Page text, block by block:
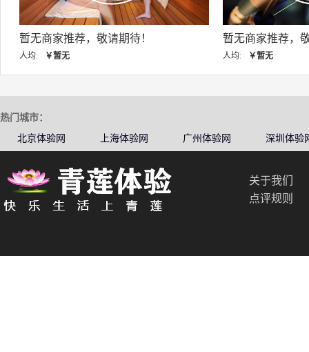
暂无商家推荐，敬请期待！
人均: ￥暂无
暂无商家推荐，
人均: ￥暂无
热门城市：
北京体验网
上海体验网 广州体验网 深圳体验
关于我们
点评规则